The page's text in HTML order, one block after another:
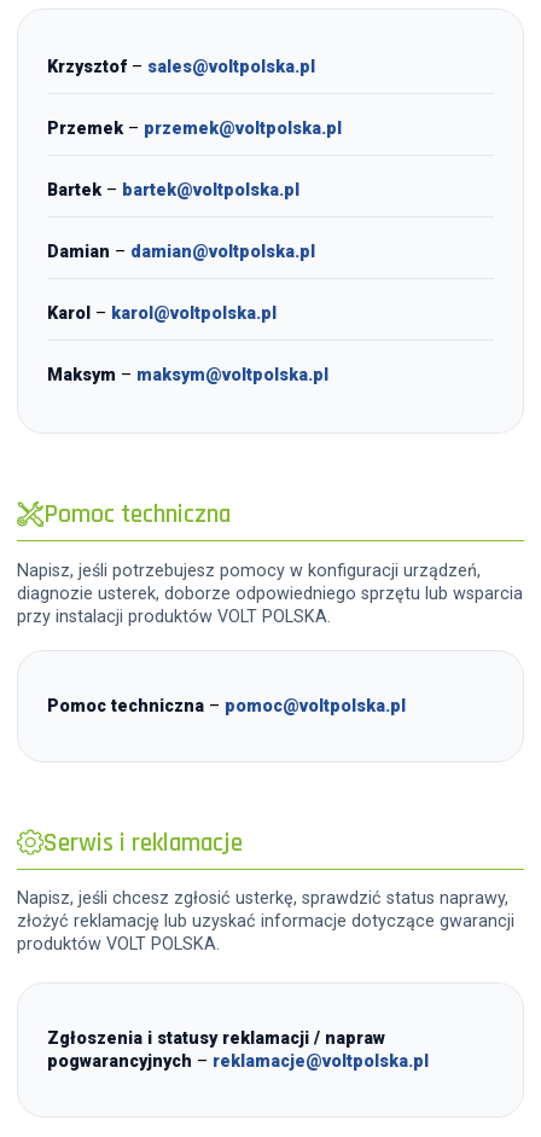
Krzysztof – sales@voltpolska.pl
Przemek – przemek@voltpolska.pl
Bartek – bartek@voltpolska.pl
Damian – damian@voltpolska.pl
Karol – karol@voltpolska.pl
Maksym – maksym@voltpolska.pl
Pomoc techniczna
Napisz, jeśli potrzebujesz pomocy w konfiguracji urządzeń,
diagnozie usterek, doborze odpowiedniego sprzętu lub wsparcia
przy instalacji produktów VOLT POLSKA.
Pomoc techniczna – pomoc@voltpolska.pl
Serwis i reklamacje
Napisz, jeśli chcesz zgłosić usterkę, sprawdzić status naprawy,
złożyć reklamację lub uzyskać informacje dotyczące gwarancji
produktów VOLT POLSKA.
Zgłoszenia i statusy reklamacji / napraw
pogwarancyjnych – reklamacje@voltpolska.pl